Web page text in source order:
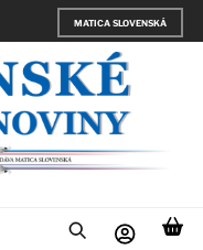
MATICA SLOVENSKÁ